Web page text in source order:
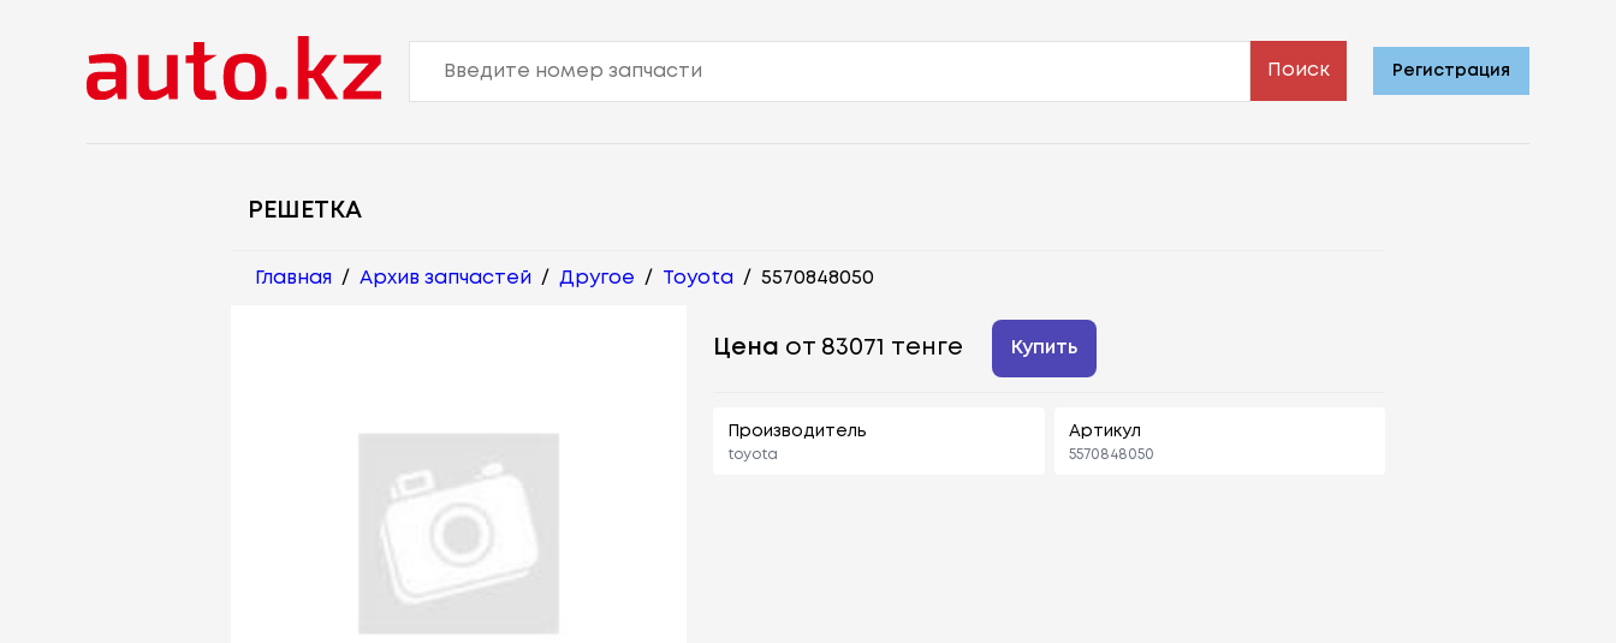
Поиск Регистрация
РЕШЕТКА
Главная / Архив запчастей / Другое / Toyota / 5570848050
Цена от 83071 тенге Купить
Производитель
toyota
Артикул
5570848050